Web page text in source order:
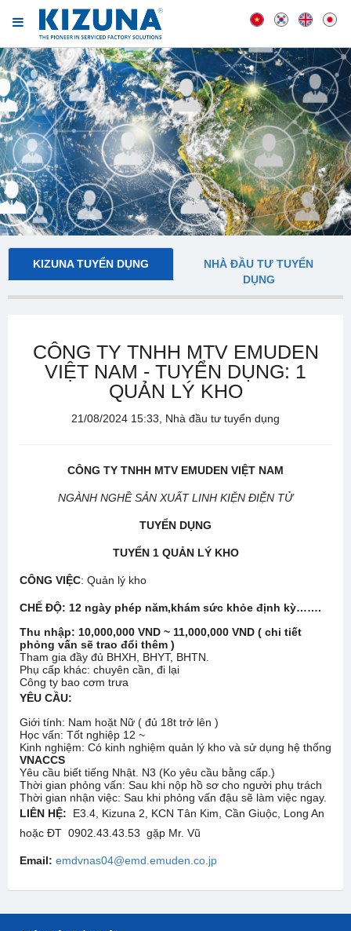
KIZUNA TUYỂN DỤNG
NHÀ ĐẦU TƯ TUYỂN
DỤNG
CÔNG TY TNHH MTV EMUDEN
VIỆT NAM - TUYỂN DỤNG: 1
QUẢN LÝ KHO
21/08/2024 15:33, Nhà đầu tư tuyển dụng
CÔNG TY TNHH MTV EMUDEN VIỆT NAM
NGÀNH NGHỀ SẢN XUẤT LINH KIỆN ĐIỆN TỬ
TUYỂN DỤNG
TUYỂN 1QUẢN LÝ KHO
CÔNG VIỆC: Quản lý kho
CHẾ ĐỘ: 12 ngày phép năm,khám sức khỏe định kỳ…….
Thu nhập: 10,000,000 VND ~ 11,000,000 VND ( chi tiết
phỏng vấn sẽ trao đổi thêm )
Tham gia đầy đủ BHXH, BHYT, BHTN.
Phụ cấp khác: chuyên cần, đi lại
Công ty bao cơm trưa
YÊU CẦU:
Giới tính: Nam hoặt Nữ ( đủ 18t trở lên )
Học vấn: Tốt nghiệp 12 ~
Kinh nghiệm: Có kinh nghiệm quản lý kho và sử dụng hệ thống
VNACCS
Yêu cầu biết tiếng Nhật. N3 (Ko yêu cầu bằng cấp.)
Thời gian phỏng vấn: Sau khi nộp hồ sơ cho người phụ trách
Thời gian nhận việc: Sau khi phỏng vấn đậu sẽ làm việc ngay.
LIÊN HỆ:
E3.4, Kizuna 2, KCN Tân Kim, Cần Giuộc, Long An
hoặc ĐT 0902.43.43.53 gặp Mr. Vũ
Email: emdvnas04@emd.emuden.co.jp